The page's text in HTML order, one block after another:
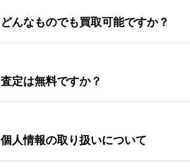
どんなものでも買取可能ですか？
査定は無料ですか？
個人情報の取り扱いについて